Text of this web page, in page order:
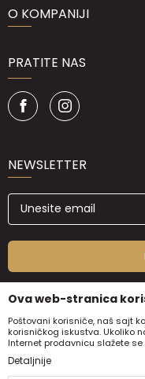
O KOMPANIJI
PRATITE NAS
NEWSLETTER
Ova web-stranica
Poštovani korisniče, naš sajt
korisničkog iskustva. Ukoliko
Internet prodavnicu slažete
Detaljnije